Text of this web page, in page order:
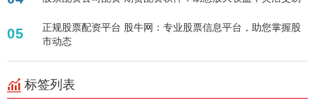
05
正规股票配资平台 股牛网：专业股票信息平台，助您掌握股
市动态
标签列表